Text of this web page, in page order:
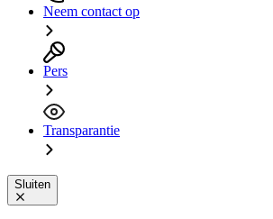
Neem contact op
Pers
Transparantie
Sluiten